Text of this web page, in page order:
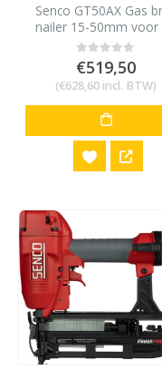
Senco GT50AX Gas
nailer 15-50mm voor
minibrads 18 gauge
0out of 5
€519,50
(€628,60 incl. BTW)